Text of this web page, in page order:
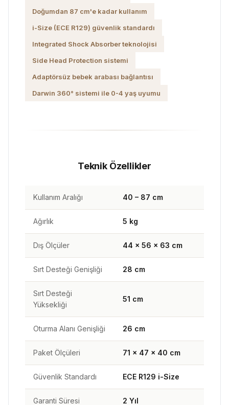
Doğumdan 87 cm'e kadar kullanım
i-Size (ECE R129) güvenlik standardı
Integrated Shock Absorber teknolojisi
Side Head Protection sistemi
Adaptörsüz bebek arabası bağlantısı
Darwin 360° sistemi ile 0-4 yaş uyumu
Teknik Özellikler
Kullanım Aralığı 40 – 87 cm
Ağırlık 5 kg
Dış Ölçüler 44 × 56 × 63 cm
Sırt Desteği Genişliği 28 cm
Sırt Desteği
Yüksekliği
51 cm
Oturma Alanı Genişliği 26 cm
Paket Ölçüleri 71 × 47 × 40 cm
Güvenlik Standardı ECE R129 i-Size
Garanti Süresi 2 Yıl